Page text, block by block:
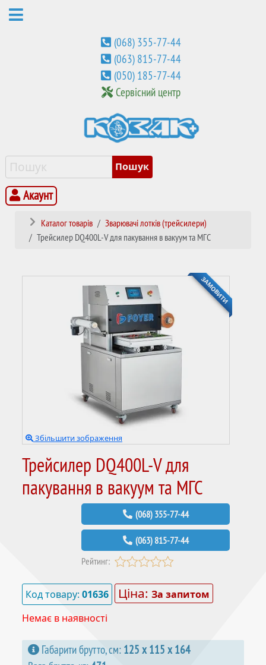
(068) 355-77-44
(063) 815-77-44
(050) 185-77-44
Сервісний центр
Акаунт
Каталог товарів
Зварювачі лотків (трейсилери)
Трейсилер DQ400L-V для пакування в вакуум та МГС
ЗАМОВИТИ
Збільшити зображення
Трейсилер DQ400L-V для
пакування в вакуум та МГС
(068) 355-77-44
(063) 815-77-44
Рейтинг:
Код товару: 01636 Ціна: За запитом
Немає в наявності
Габарити брутто, см: 125 х 115 х 164